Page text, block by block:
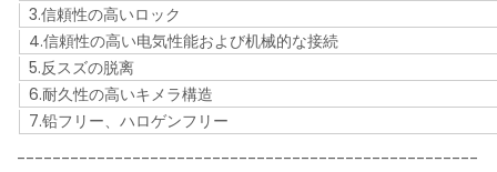
3.信頼性の高いロック
4.信頼性の高い电気性能および机械的な接続
5.反スズの脱离
6.耐久性の高いキメラ構造
7.铅フリー、ハロゲンフリー
----------------------------------------------------